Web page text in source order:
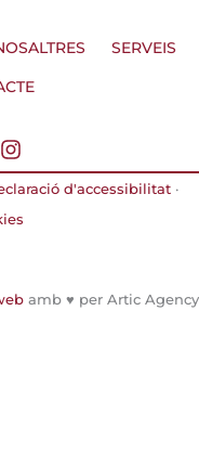
SERVEIS
I
n
s
t
a
a
m
d'accessibilitat·
amb ♥️ per Artic Agency